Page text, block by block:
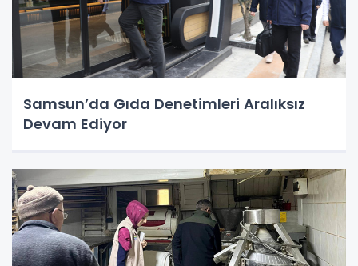
Samsun’da Gıda Denetimleri Aralıksız
Devam Ediyor